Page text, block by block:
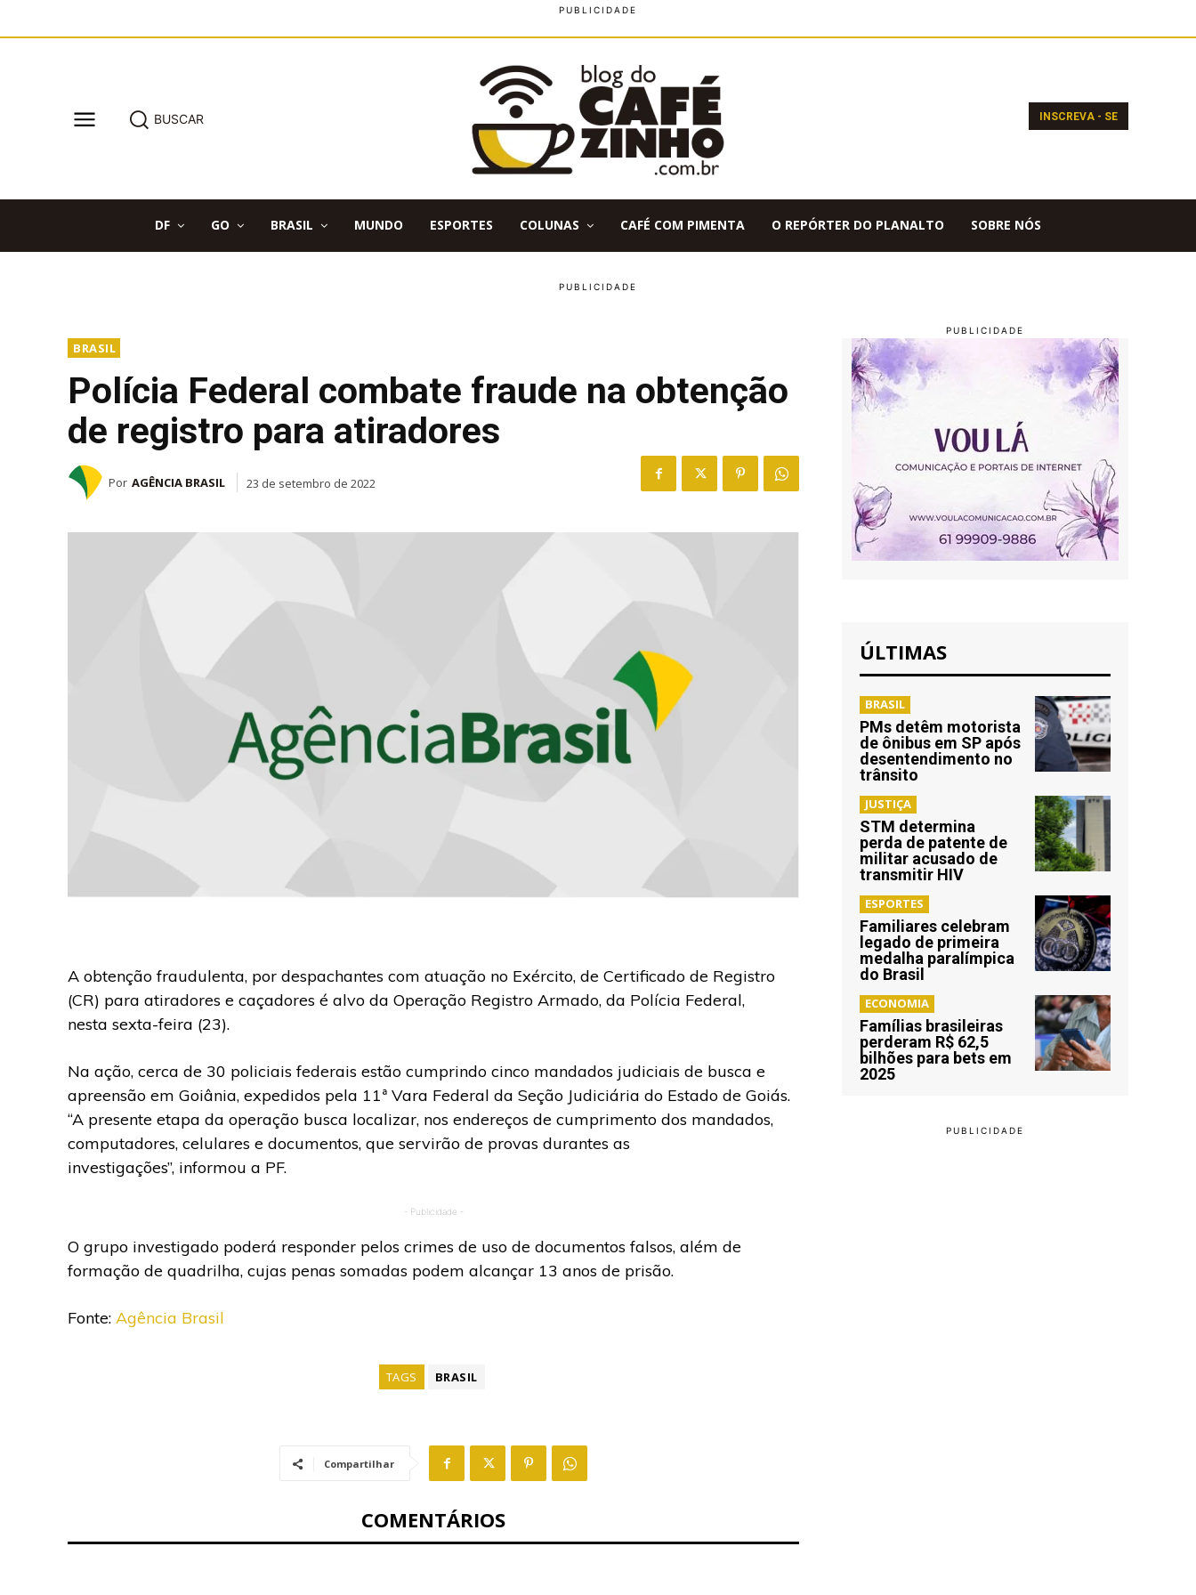
BUSCAR INSCREVA - SE
DF GO BRASIL MUNDO ESPORTES COLUNAS CAFÉ COM PIMENTA O REPÓRTER DO PLANALTO SOBRE NÓS
BRASIL
Polícia Federal combate fraude na obtenção
de registro para atiradores
Por AGÊNCIA BRASIL 23 de setembro de 2022
A obtenção fraudulenta, por despachantes com atuação no Exército, de Certificado de Registro
(CR) para atiradores e caçadores é alvo da Operação Registro Armado, da Polícia Federal,
nesta sexta-feira (23).
Na ação, cerca de 30 policiais federais estão cumprindo cinco mandados judiciais de busca e
apreensão em Goiânia, expedidos pela 11ª Vara Federal da Seção Judiciária do Estado de Goiás.
“A presente etapa da operação busca localizar, nos endereços de cumprimento dos mandados,
computadores, celulares e documentos, que servirão de provas durantes as
investigações”, informou a PF.
- Publicidade -
O grupo investigado poderá responder pelos crimes de uso de documentos falsos, além de
formação de quadrilha, cujas penas somadas podem alcançar 13 anos de prisão.
Fonte: Agência Brasil
TAGS BRASIL
Compartilhar
COMENTÁRIOS
ÚLTIMAS
BRASIL
PMs detêm motorista
de ônibus em SP após
desentendimento no
trânsito
JUSTIÇA
STM determina
perda de patente de
militar acusado de
transmitir HIV
ESPORTES
Familiares celebram
legado de primeira
medalha paralímpica
do Brasil
ECONOMIA
Famílias brasileiras
perderam R$ 62,5
bilhões para bets em
2025